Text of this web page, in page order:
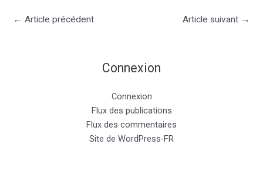
← Article précédent Article suivant →
Connexion
Connexion
Flux des publications
Flux des commentaires
Site de WordPress-FR